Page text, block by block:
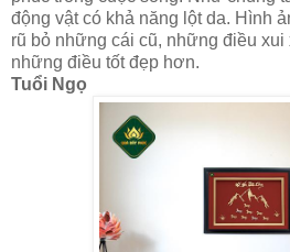
động vật có khả năng lột da. Hình
rũ bỏ những cái cũ, những điều xui
những điều tốt đẹp hơn.
Tuổi Ngọ